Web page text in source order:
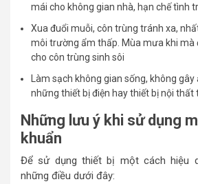
mái cho không gian nhà, hạn chế tình
Xua đuổi muỗi, côn trùng tránh xa,
môi trường ẩm thấp. Mùa mưa khi mà
cho côn trùng sinh sôi
Làm sạch không gian sống, không gây
những thiết bị điện hay thiết bị nội thất
Những lưu ý khi sử dụng
khuẩn
Để sử dụng thiết bị một cách hiệu
những điều dưới đây: